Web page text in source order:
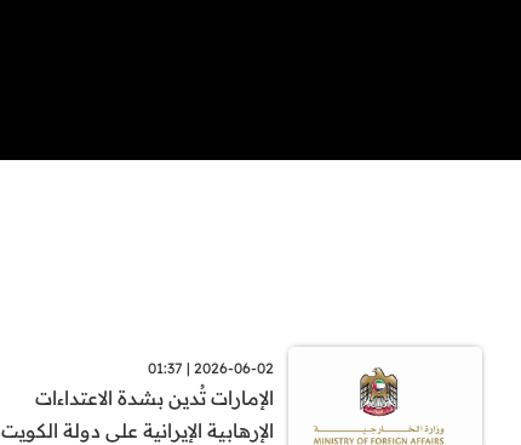
2026-06-02 | 01:37
الإمارات تُدين بشدة الاعتداءات
الإرهابية الإيرانية على دولة الكويت